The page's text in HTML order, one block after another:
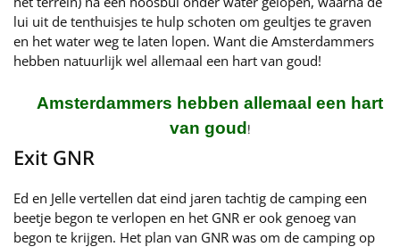
lui uit de tenthuisjes te hulp schoten om geultjes te graven
en het water weg te laten lopen. Want die Amsterdammers
hebben natuurlijk wel allemaal een hart van goud!
Amsterdammers hebben allemaal een hart
van goud !
Exit GNR
Ed en Jelle vertellen dat eind jaren tachtig de camping een
beetje begon te verlopen en het GNR er ook genoeg van
begon te krijgen. Het plan van GNR was om de camping op